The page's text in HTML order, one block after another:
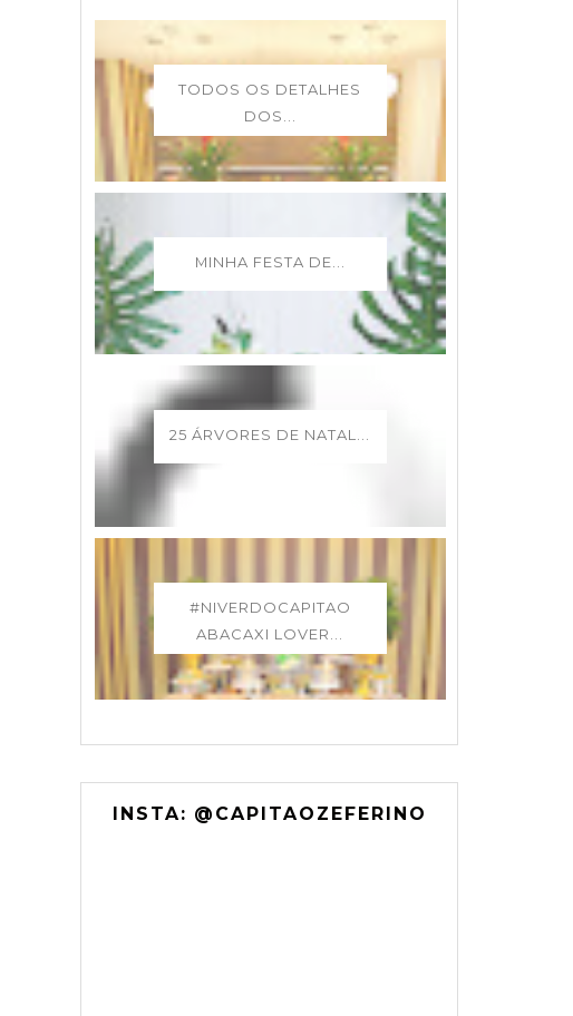
TODOS OS DETALHES
DOS...
MINHA FESTA DE...
25 ÁRVORES DE NATAL...
#NIVERDOCAPITAO
ABACAXI LOVER...
INSTA: @CAPITAOZEFERINO